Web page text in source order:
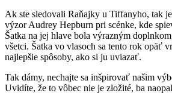
Ak ste sledovali Raňajky u Tiffanyho, tak
výzor Audrey Hepburn pri scénke, kde
Šatka na jej hlave bola výrazným
všetci. Šatka vo vlasoch sa tento rok opäť
najlepšie spôsoby, ako si ju uviazať.
Tak dámy, nechajte sa inšpirovať našim
Uvidíte, že to vôbec nie je zložité, ba